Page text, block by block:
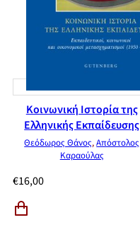
Κοινωνική Ιστορία της
Ελληνικής Εκπαίδευσης
Θεόδωρος Θάνος,Απόστολος
Καραούλας
€16,00